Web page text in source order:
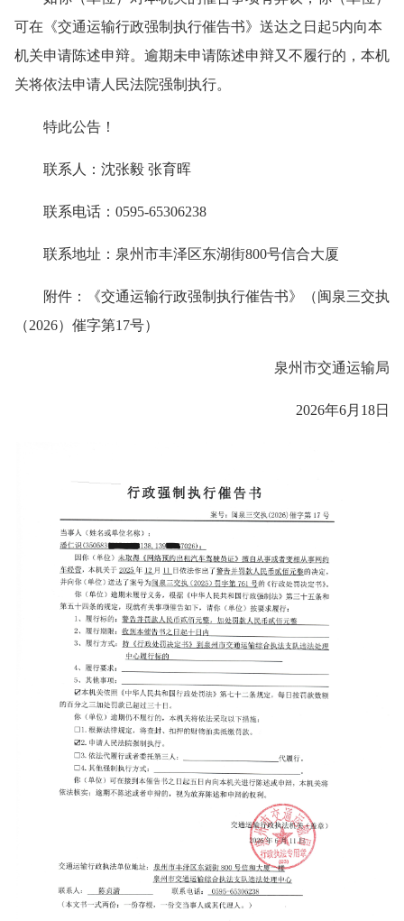
可在《交通运输行政强制执行催告书》送达之日起5内向本
机关申请陈述申辩。逾期未申请陈述申辩又不履行的，本机
关将依法申请人民法院强制执行。
特此公告！
联系人：沈张毅 张育晖
联系电话：0595-65306238
联系地址：泉州市丰泽区东湖街800号信合大厦
附件：《交通运输行政强制执行催告书》（闽泉三交执
（2026）催字第17号）
泉州市交通运输局
2026年6月18日